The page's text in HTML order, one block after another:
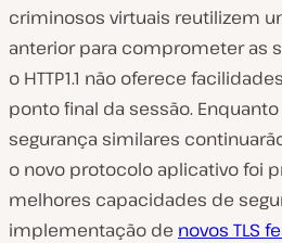
criminosos virtuais reutilizem
anterior para comprometer as
o HTTP1.1 não oferece
ponto final da sessão.
segurança similares
o novo protocolo aplicativo foi
melhores capacidades de
implementação de novos TLS